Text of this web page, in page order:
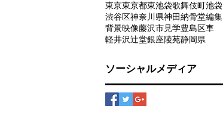
東京東京都東池袋歌舞伎町池袋
渋谷区神奈川県神田納骨堂編集
背景映像藤沢市見学豊島区車
軽井沢辻堂銀座陵苑静岡県
ソーシャルメディア